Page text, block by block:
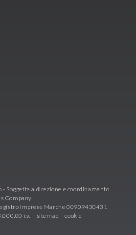
- Soggetta a direzione e coordinamento
Company
Imprese Marche 00909430431
i.v.
sitemap cookie